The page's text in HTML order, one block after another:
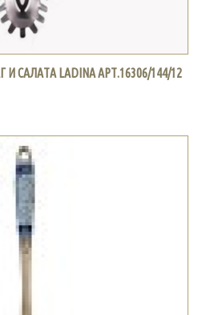
САЛАТА LADINA АРТ.16306/144/12